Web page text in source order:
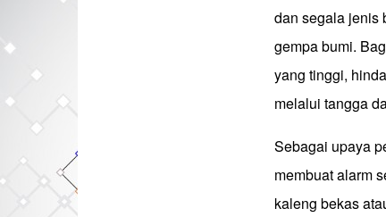
dan segala jenis
gempa bumi.
yang tinggi,
melalui tangga
Sebagai upaya
membuat alarm
kaleng bekas